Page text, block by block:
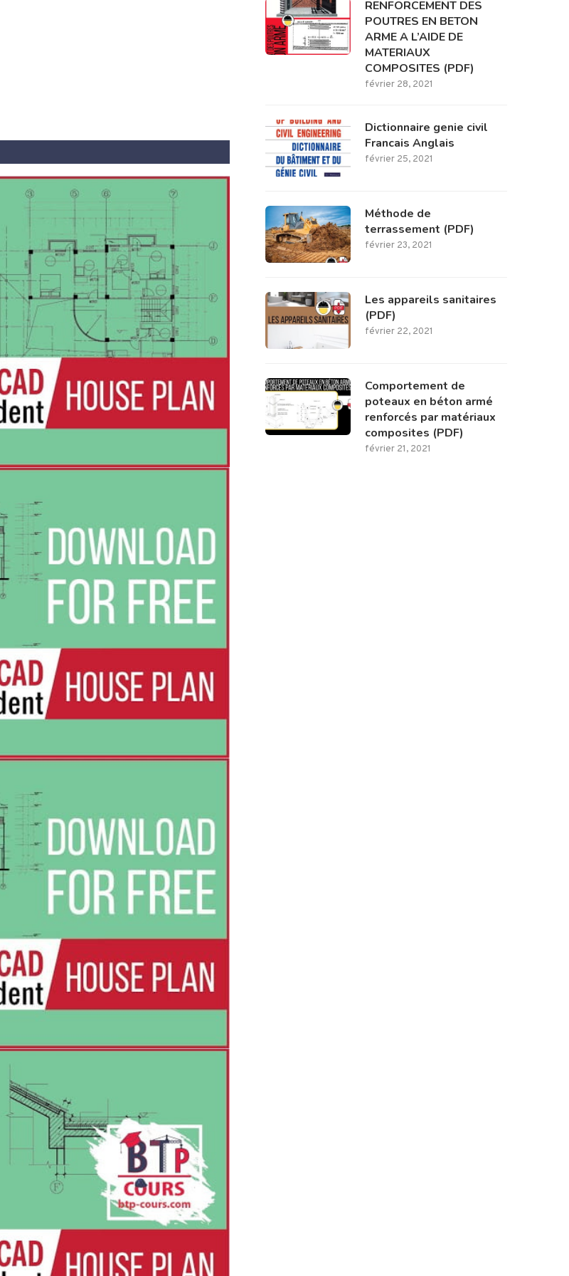
RENFORCEMENT DES
POUTRES EN BETON
ARME A L’AIDE DE
MATERIAUX
COMPOSITES (PDF)
février 28, 2021
Dictionnaire genie civil
Francais Anglais
février 25, 2021
Méthode de
terrassement (PDF)
février 23, 2021
Les appareils sanitaires
(PDF)
février 22, 2021
Comportement de
poteaux en béton armé
renforcés par matériaux
composites (PDF)
février 21, 2021